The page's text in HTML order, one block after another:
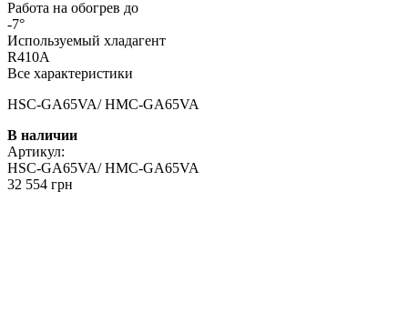
Работа на обогрев до
-7°
Используемый хладагент
R410A
Все характеристики
HSC-GA65VA/ HMC-GA65VA
В наличии
Артикул:
HSC-GA65VA/ HMC-GA65VA
32 554 грн